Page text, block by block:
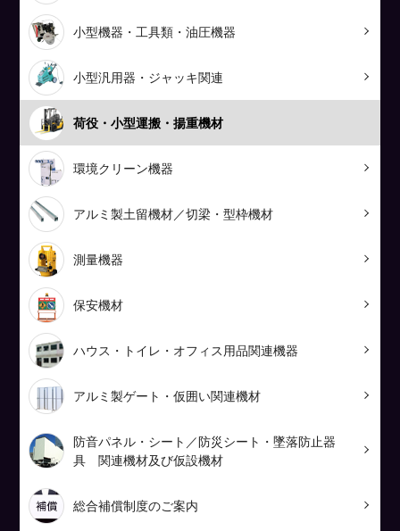
小型機器・工具類・油圧機器
小型汎用器・ジャッキ関連
荷役・小型運搬・揚重機材
環境クリーン機器
アルミ製土留機材／切梁・型枠機材
測量機器
保安機材
ハウス・トイレ・オフィス用品関連機器
アルミ製ゲート・仮囲い関連機材
防音パネル・シート／防災シート・墜落防止器
具 関連機材及び仮設機材
総合補償制度のご案内